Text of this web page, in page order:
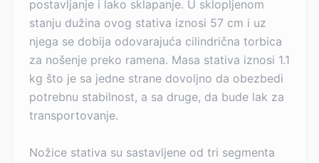
postavljanje i lako sklapanje. U sklopljenom
stanju dužina ovog stativa iznosi 57 cm i uz
njega se dobija odovarajuća cilindrična torbica
za nošenje preko ramena. Masa stativa iznosi 1.1
kg što je sa jedne strane dovoljno da obezbedi
potrebnu stabilnost, a sa druge, da bude lak za
transportovanje.
Nožice stativa su sastavljene od tri segmenta